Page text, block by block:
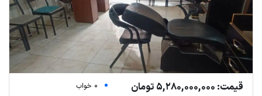
قیمت: 5,280,000,000 تومان
0 خواب